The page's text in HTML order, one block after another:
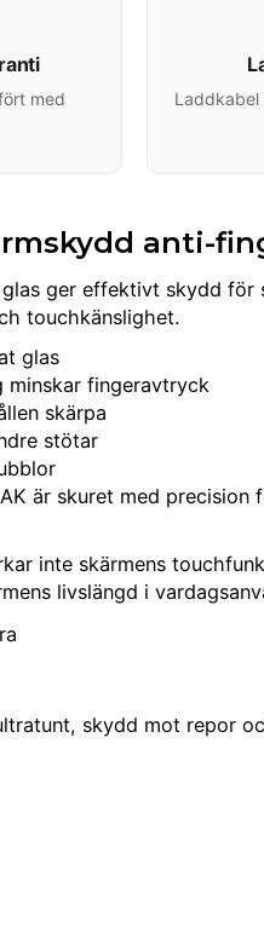
med
Laddkabel
anti-
ger effektivt skydd
touchkänslighet.
glas
fingeravtryck
skärpa
stötar
är skuret med
inte skärmens
livslängd i
skydd mot repor